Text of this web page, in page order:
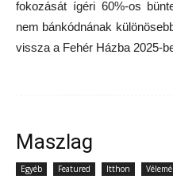
fokozását ígéri 60%-os
nem bánkódnának
vissza a Fehér Házba 2025-
Maszlag
Egyéb Featured Itthon